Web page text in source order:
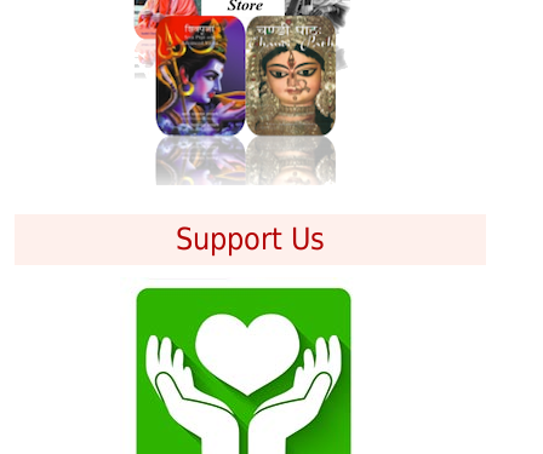
Support Us